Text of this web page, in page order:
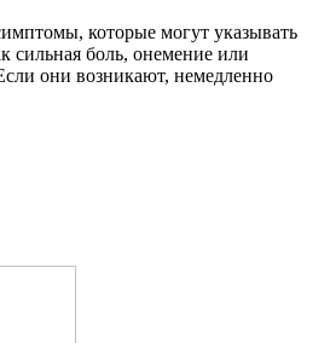
которые могут указывать
сильная боль, онемение или
они возникают, немедленно